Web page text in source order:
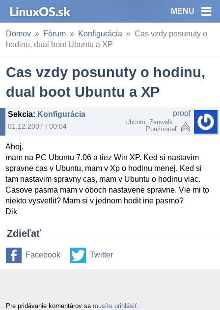
MENU
Domov Fórum Konfigurácia
Cas vzdy posunuty o
hodinu, dual boot Ubuntu a XP
Cas vzdy posunuty o hodinu,
dual boot Ubuntu a XP
Sekcia: Konfigurácia
01.12.2007 | 00:04
proof
Ubuntu, Zenwalk
Používateľ
Ahoj,
mam na PC Ubuntu 7.06 a tiez Win XP. Ked si nastavim
spravne cas v Ubuntu, mam v Xp o hodinu menej. Ked si
tam nastavim spravny cas, mam v Ubuntu o hodinu viac.
Casove pasma mam v oboch nastavene spravne. Vie mi to
niekto vysvetlit? Mam si v jednom hodit ine pasmo?
Dik
Zdieľať
Facebook Twitter
Pre pridávanie komentárov sa musíte prihlásiť